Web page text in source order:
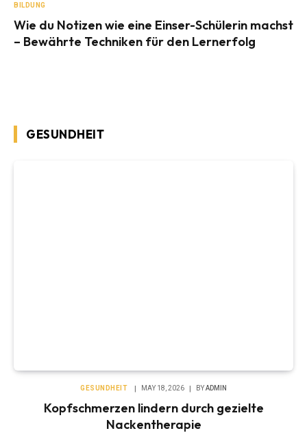
BILDUNG
Wie du Notizen wie eine Einser-Schülerin machst
– Bewährte Techniken für den Lernerfolg
GESUNDHEIT
GESUNDHEIT MAY 18, 2026 BYADMIN
Kopfschmerzen lindern durch gezielte
Nackentherapie